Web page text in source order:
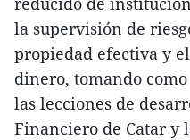
la supervisión de
propiedad efectiva y
dinero, tomando
las lecciones de
Financiero de Catar y